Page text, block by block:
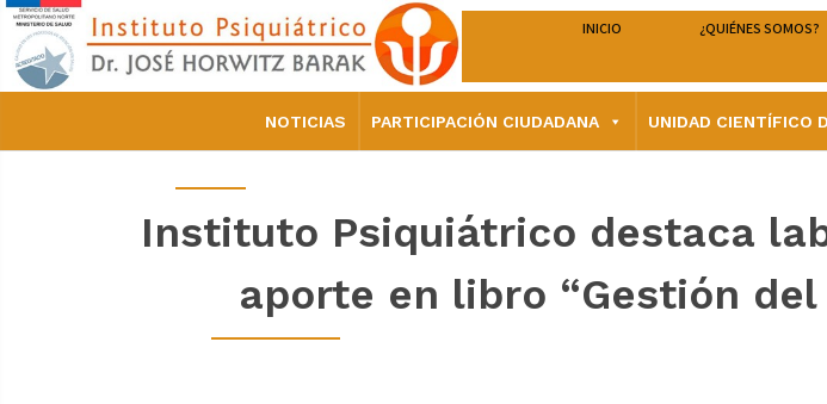
INICIO ¿QUIÉNES SOMOS?
NOTICIAS PARTICIPACIÓN CIUDADANA UNIDAD CIENTÍFICO
Instituto Psiquiátrico destaca
aporte en libro “Gestión